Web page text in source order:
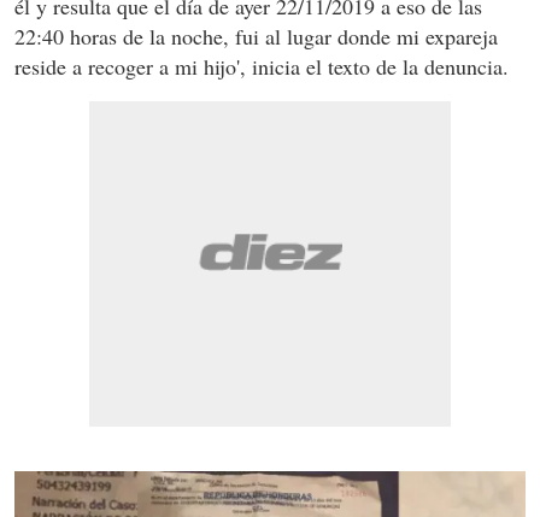
22:40 horas de la noche, fui al lugar donde mi expareja
reside a recoger a mi hijo', inicia el texto de la denuncia.